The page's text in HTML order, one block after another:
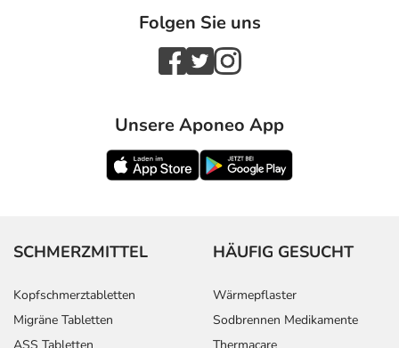
Folgen Sie uns
Unsere Aponeo App
SCHMERZMITTEL
Kopfschmerztabletten
Migräne Tabletten
HÄUFIG GESUCHT
Wärmepflaster
Sodbrennen Medikamente